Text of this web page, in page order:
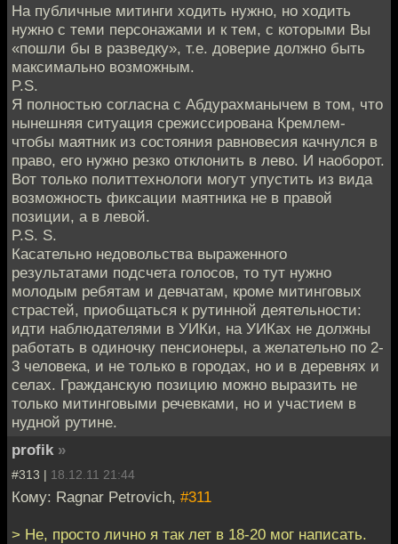
На публичные митинги ходить нужно, но ходить
нужно с теми персонажами и к тем, с которыми Вы
«пошли бы в разведку», т.е. доверие должно быть
максимально возможным.
P.S.
Я полностью согласна с Абдурахманычем в том, что
нынешняя ситуация срежиссирована Кремлем-
чтобы маятник из состояния равновесия качнулся в
право, его нужно резко отклонить в лево. И наоборот.
Вот только политтехнологи могут упустить из вида
возможность фиксации маятника не в правой
позиции, а в левой.
P.S. S.
Касательно недовольства выраженного
результатами подсчета голосов, то тут нужно
молодым ребятам и девчатам, кроме митинговых
страстей, приобщаться к рутинной деятельности:
идти наблюдателями в УИКи, на УИКах не должны
работать в одиночку пенсионеры, а желательно по 2-
3 человека, и не только в городах, но и в деревнях и
селах. Гражданскую позицию можно выразить не
только митинговыми речевками, но и участием в
нудной рутине.
profik »
#313 | 18.12.11 21:44
Кому: Ragnar Petrovich, #311
> Не, просто лично я так лет в 18-20 мог написать.